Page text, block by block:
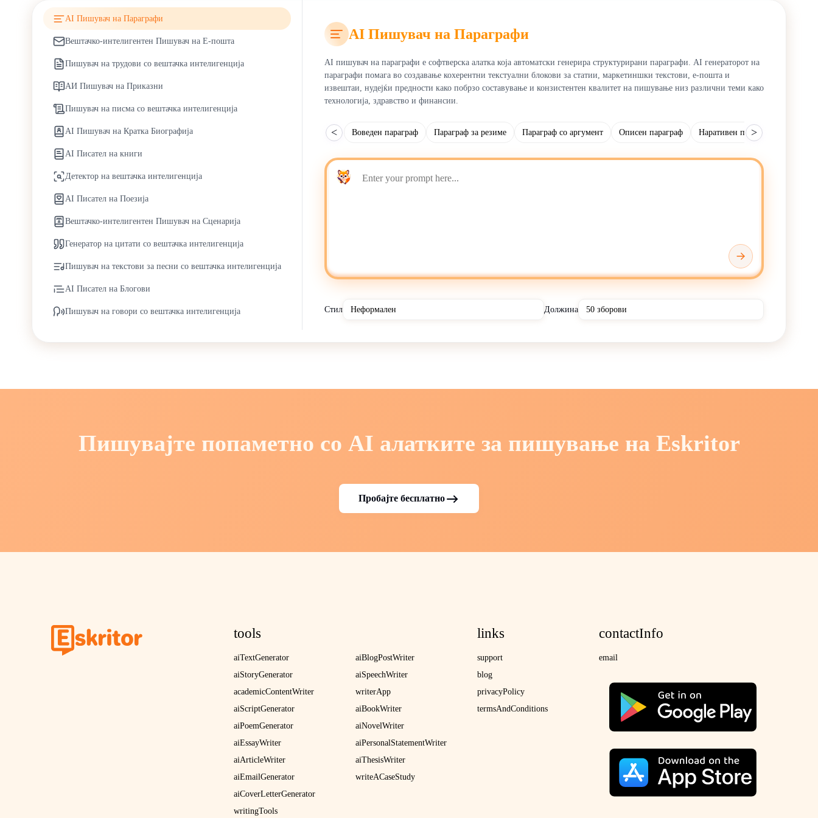
AI Пишувач на Параграфи
Вештачко-интелигентен Пишувач на Е-пошта
Пишувач на трудови со вештачка интелигенција
АИ Пишувач на Приказни
Пишувач на писма со вештачка интелигенција
AI Пишувач на Кратка Биографија
AI Писател на книги
Детектор на вештачка интелигенција
AI Писател на Поезија
Вештачко-интелигентен Пишувач на Сценарија
Генератор на цитати со вештачка интелигенција
Пишувач на текстови за песни со вештачка интелигенција
AI Писател на Блогови
Пишувач на говори со вештачка интелигенција
AI Пишувач на Параграфи
AI пишувач на параграфи е софтверска алатка која автоматски генерира структурирани параграфи. AI генераторот на
параграфи помага во создавање кохерентни текстуални блокови за статии, маркетиншки текстови, е-пошта и
извештаи, нудејќи предности како побрзо составување и конзистентен квалитет на пишување низ различни теми како
технологија, здравство и финансии.
< Воведен параграф Параграф за резиме Параграф со аргумент Описен параграф Наративен параграф
>
Стил Должина
Пишувајте попаметно со AI алатките за пишување на Eskritor
Пробајте бесплатно
tools
aiTextGenerator
aiStoryGenerator
academicContentWriter
aiScriptGenerator
aiPoemGenerator
aiEssayWriter
aiArticleWriter
aiEmailGenerator
aiCoverLetterGenerator
writingTools
aiBlogPostWriter
aiSpeechWriter
writerApp
aiBookWriter
aiNovelWriter
aiPersonalStatementWriter
aiThesisWriter
writeACaseStudy
links
support
blog
privacyPolicy
termsAndConditions
contactInfo
email